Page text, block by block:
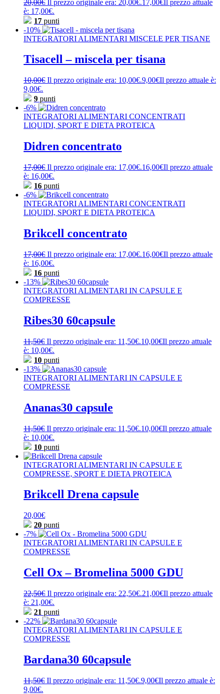
20,00€ Il prezzo originale era: 20,00€.17,00€ Il prezzo attuale
è: 17,00€.
17 punti
-10%
INTEGRATORI ALIMENTARI MISCELE PER TISANE
Tisacell – miscela per tisana
10,00€ Il prezzo originale era: 10,00€.9,00€Il prezzo attuale è:
9,00€.
9 punti
-6%
INTEGRATORI ALIMENTARI CONCENTRATI
LIQUIDI, SPORT E DIETA PROTEICA
Didren concentrato
17,00€ Il prezzo originale era: 17,00€.16,00€Il prezzo attuale
è: 16,00€.
16 punti
-6%
INTEGRATORI ALIMENTARI CONCENTRATI
LIQUIDI, SPORT E DIETA PROTEICA
Brikcell concentrato
17,00€ Il prezzo originale era: 17,00€.16,00€Il prezzo attuale
è: 16,00€.
16 punti
-13%
INTEGRATORI ALIMENTARI IN CAPSULE E
COMPRESSE
Ribes30 60capsule
11,50€ Il prezzo originale era: 11,50€.10,00€Il prezzo attuale
è: 10,00€.
10 punti
-13%
INTEGRATORI ALIMENTARI IN CAPSULE E
COMPRESSE
Ananas30 capsule
11,50€ Il prezzo originale era: 11,50€.10,00€Il prezzo attuale
è: 10,00€.
10 punti
INTEGRATORI ALIMENTARI IN CAPSULE E
COMPRESSE, SPORT E DIETA PROTEICA
Brikcell Drena capsule
20,00€
20 punti
-7%
INTEGRATORI ALIMENTARI IN CAPSULE E
COMPRESSE
Cell Ox – Bromelina 5000 GDU
22,50€ Il prezzo originale era: 22,50€.21,00€Il prezzo attuale
è: 21,00€.
21 punti
-22%
INTEGRATORI ALIMENTARI IN CAPSULE E
COMPRESSE
Bardana30 60capsule
11,50€ Il prezzo originale era: 11,50€.9,00€Il prezzo attuale è:
9,00€.